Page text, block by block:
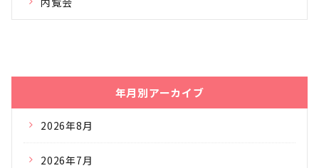
年月別アーカイブ
2026年8月
2026年7月